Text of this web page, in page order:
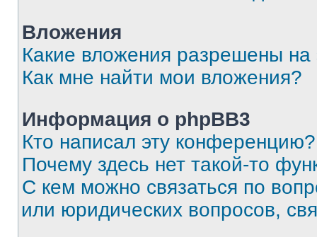
Вложения
Какие вложения разрешены
Как мне найти мои вложения?
Информация о phpBB3
Кто написал эту конференцию?
Почему здесь нет такой-то
С кем можно связаться по
или юридических вопросов,